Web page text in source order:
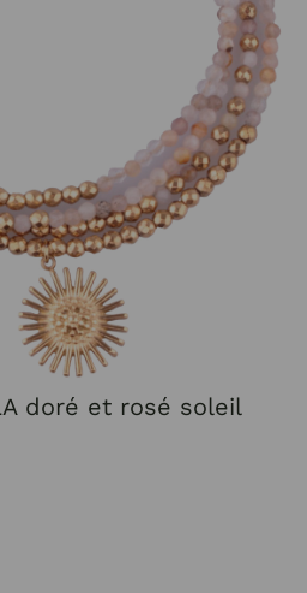
doré et rosé soleil